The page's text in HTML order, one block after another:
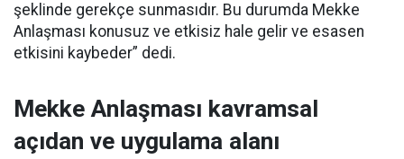
şeklinde gerekçe sunmasıdır. Bu durumda Mekke
Anlaşması konusuz ve etkisiz hale gelir ve esasen
etkisini kaybeder” dedi.
Mekke Anlaşması kavramsal
açıdan ve uygulama alanı